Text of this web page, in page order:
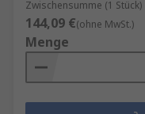
Zwischensumme (1 Stück)
144,09 €(ohne MwSt.)
Menge